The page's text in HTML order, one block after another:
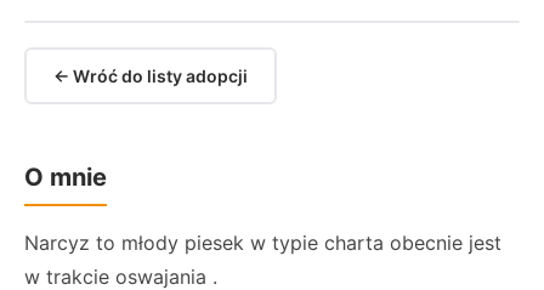
← Wróć do listy adopcji
O mnie
Narcyz to młody piesek w typie charta obecnie jest
w trakcie oswajania .